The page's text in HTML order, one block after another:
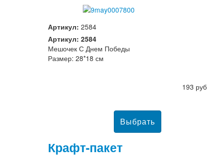
Артикул: 2584
Артикул: 2584
Мешочек С Днем Победы
Размер: 28*18 см
193 руб
Крафт-пакет